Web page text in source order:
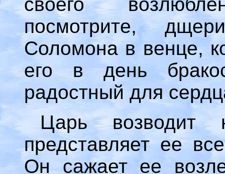
посмотрите,
Соломона в венце,
его в день
радостный для
Царь возводит
представляет ее
Он сажает ее